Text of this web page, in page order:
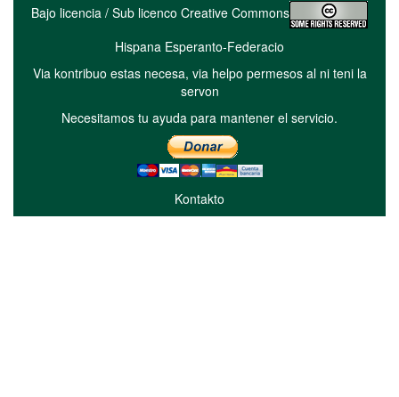
Bajo licencia / Sub licenco Creative Commons
Hispana Esperanto-Federacio
Via kontribuo estas necesa, via helpo permesos al ni teni la
servon
Necesitamos tu ayuda para mantener el servicio.
Kontakto